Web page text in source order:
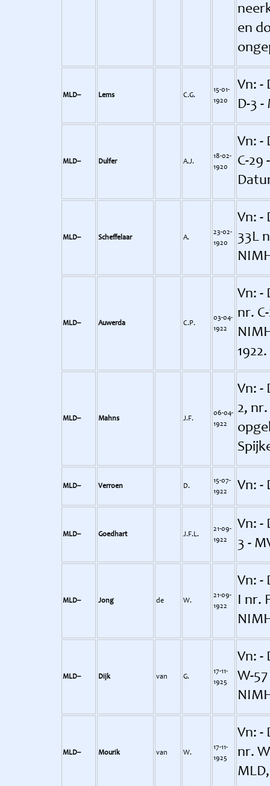
en
MLD-- Lems C.G.
15-01-
1920
Vn: -
D-3
MLD-- Dulfer A.J.
18-02-
1920
Vn: -
C-29
MLD-- Scheffelaar A.
23-02-
1920
Vn: -
33L
MLD-- Auwerda C.P.
03-04-
1922
Vn: -
nr.
MLD-- Mahns J.F.
06-04-
1922
Vn: -
2,
MLD-- Verroen D.
15-07-
1922
Vn: -
MLD-- Goedhart J.F.L.
21-09-
1922
Vn: -
3 -
MLD-- Jong de W.
21-09-
1922
Vn: -
I nr.
MLD-- Dijk van G.
17-11-
1925
Vn: -
W-
MLD-- Mourik van W.
17-11-
1925
Vn: -
nr.